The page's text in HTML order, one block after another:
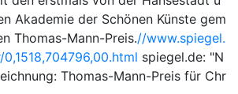
Akademie der Schönen Künste gem
Thomas-Mann-Preis.//www.spiegel.
spiegel.de: "N
Thomas-Mann-Preis für Chr